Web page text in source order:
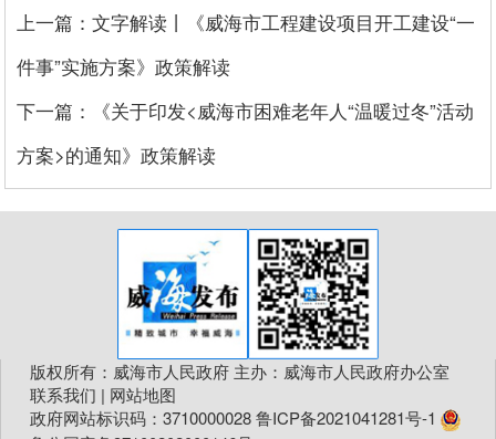
上一篇：文字解读丨《威海市工程建设项目开工建设“一
件事”实施方案》政策解读
下一篇：《关于印发<威海市困难老年人“温暖过冬”活动
方案>的通知》政策解读
版权所有：威海市人民政府 主办：威海市人民政府办公室
联系我们 | 网站地图
政府网站标识码：3710000028鲁ICP备2021041281号-1